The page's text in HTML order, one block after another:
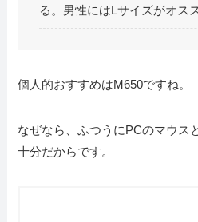
る。男性にはLサイズがオスス
個人的おすすめはM650ですね。
なぜなら、ふつうにPCのマウス
十分だからです。